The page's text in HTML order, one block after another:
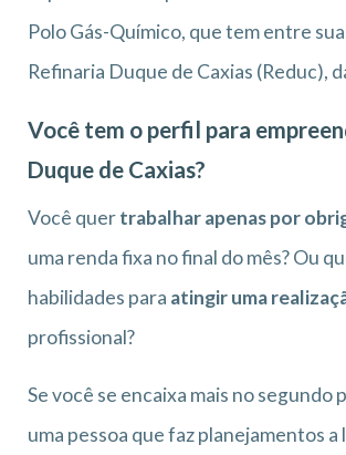
Polo Gás-Químico, que tem entre
Refinaria Duque de Caxias (Reduc),
Você tem o perfil para
Duque de Caxias?
Você quertrabalhar apenas por
uma renda fixa no final do mês? Ou
habilidades para atingir uma
profissional?
Se você se encaixa mais no segundo
uma pessoa que faz planejamentos a